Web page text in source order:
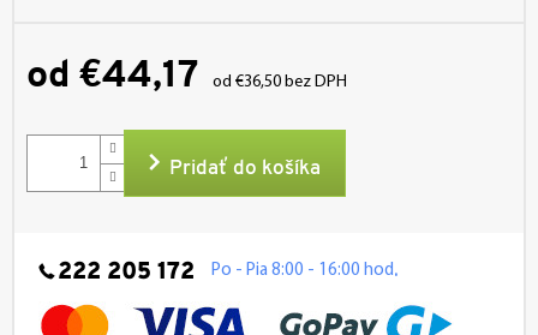
od €44,17 od €36,50 bez DPH
cena:
Pridať do košíka
222 205 172 Po - Pia 8:00 - 16:00 hod .